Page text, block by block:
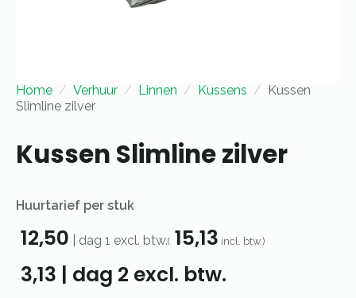
Home Verhuur Linnen Kussens
Kussen
Slimline zilver
Kussen Slimline zilver
Huurtarief per stuk
12,50 dag 1 excl. btw.( 15,13 incl. btw.)
3,13 | dag 2 excl. btw.